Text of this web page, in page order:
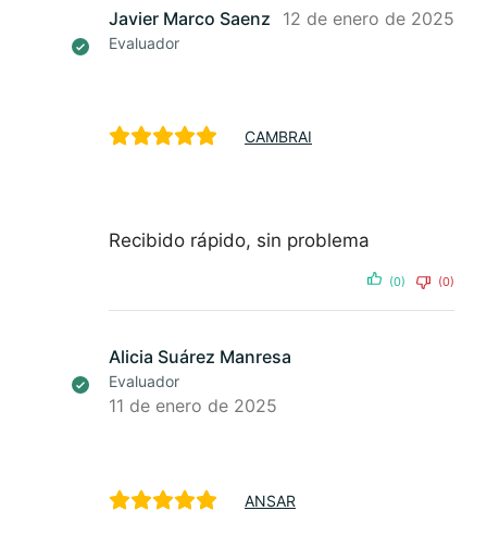
Javier Marco Saenz
Evaluador
12 de enero de 2025
CAMBRAI
Recibido rápido, sin problema
(0) (0)
Alicia Suárez Manresa
Evaluador
11 de enero de 2025
ANSAR